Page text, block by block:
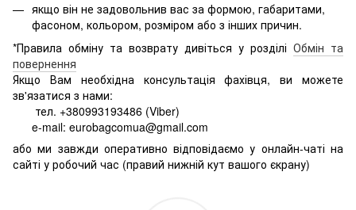
якщо він не задовольнив вас за формою, габаритами,
фасоном, кольором, розміром або з інших причин.
*Правила обміну та возврату дивіться у розділі Обмін та
повернення
Якщо Вам необхідна консультація фахівця, ви можете
зв'язатися з нами:
тел. +380993193486 (Viber)
e-mail: eurobagcomua@gmail.com
або ми завжди оперативно відповідаємо у онлайн-чаті на
сайті у робочий час (правий нижній кут вашого єкрану)